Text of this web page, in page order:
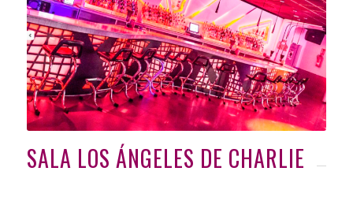
SALA LOS ÁNGELES DE CHARLIE